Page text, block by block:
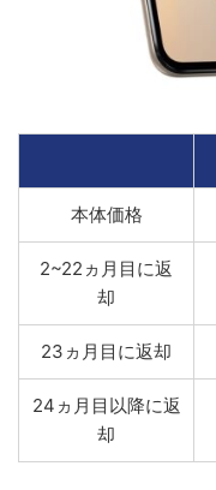
本体価格
2~22ヵ月目に返
却
23ヵ月目に返却
24ヵ月目以降に返
却